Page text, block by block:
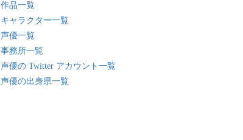
作品一覧
キャラクター一覧
声優一覧
事務所一覧
声優の Twitter アカウント一覧
声優の出身県一覧